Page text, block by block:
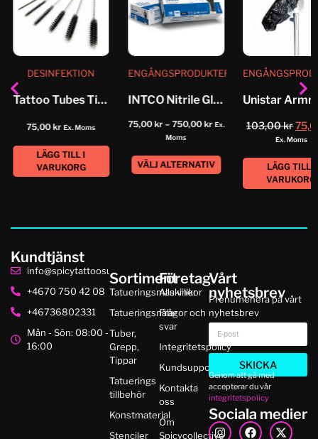
DESINFEKTION
Tattoo Tubes Tips-Brushes
75,00kr Ex. Moms
LÄGG TILL I
VARUKORG
ENGÅNGSPRODUKTER
INTCO Nitrile Glove
75,00kr – 750,00kr Ex.
Moms
VÄLJ ALTERNATIV
103,00kr
Ex. Moms
LÄGG TILL I
VARUKORG
Kundtjänst
info@spicytattoosupplies.se
+4670 750 42 08
+46736802331
Mån - Sön: 08:00 -
16:00
Sortiment
Tatueringsmaskiner
Tatueringsnålar
Tuber,
Grepp,
Tippar
Tatuerings
tillbehör
Konstmaterial
Stenciler
Företag
Alla villkor
Frågor och
svar
Integritetspolicy
Kundsupport
Kontakta
oss
Om
Spicycollective
Vårt
nyhetsbrev
Prenumenera på vårt
nyhetsbrev
SKICKA
Genom att gå med
accepterar du vår
integritetspolicy
Sociala medier